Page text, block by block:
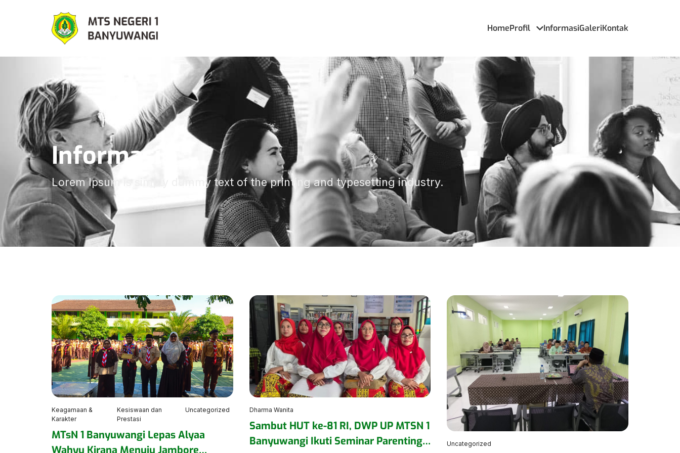
HomeProfil InformasiGaleriKontak
Informasi
Lorem Ipsum is simply dummy text of the printing and typesetting industry.
Keagamaan &
Karakter
Kesiswaan dan
Prestasi
Uncategorized
MTsN 1 Banyuwangi Lepas Alyaa
Wahyu Kirana Menuju Jambore
Dharma Wanita
Sambut HUT ke-81 RI, DWP UP MTSN 1
Banyuwangi Ikuti Seminar Parenting
Uncategorized